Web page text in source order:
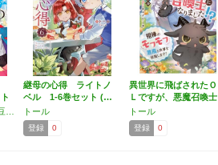
継母の心得 ライトノ
ベル 1-6巻セット (…
トール
登録 0
異世界に飛ばされたＯ
Ｌですが、悪魔召喚士
にな…
トール
登録 0